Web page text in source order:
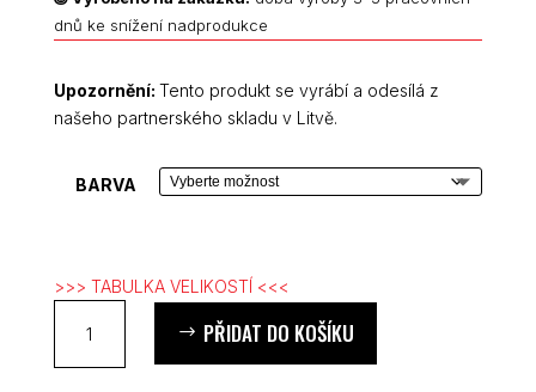
dnů ke snížení nadprodukce
Upozornění: Tento produkt se vyrábí a odesílá z
našeho partnerského skladu v Litvě.
BARVA
>>> TABULKA VELIKOSTÍ <<<
Aktion
kšiltovka
PŘIDAT DO KOŠÍKU